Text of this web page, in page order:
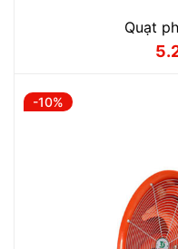
Quạt
-10%